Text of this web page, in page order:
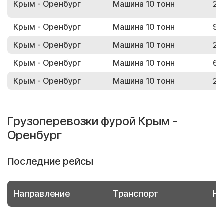
Крым - Оренбург Машина 10 тонн
Крым - Оренбург Машина 10 тонн
Крым - Оренбург
Машина 10 тонн
Крым - Оренбург
Машина 10 тонн
Крым - Оренбург
Машина 10 тонн
Грузоперевозки фурой Крым -
Оренбург
Последние рейсы
Направление Транспорт